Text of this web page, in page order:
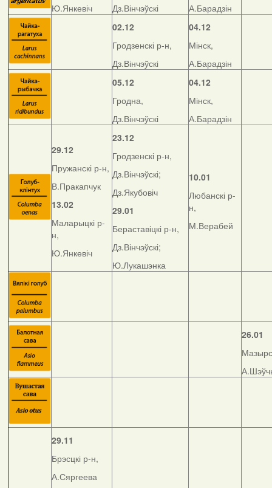
Ю.Янкевіч Дз.Вінчэўскі
А.Барадзін
02.12
Гродзенскі р-н,
Дз.Вінчэўскі
04.12
Мінск,
А.Барадзін
05.12
Гродна,
Дз.Вінчэўскі
04.12
Мінск,
А.Барадзін
29.12
Пружанскі р-н,
В.Пракапчук
13.02
Маларыцкі р-
н,
Ю.Янкевіч
23.12
Гродзенскі р-н,
Дз.Вінчэўскі;
Дз.Якубовіч
29.01
Бераставіцкі р-н,
Дз.Вінчэўскі;
Ю.Лукашэнка
10.01
Любанскі р-
н,
М.Верабей
26.01
29.11
Брэсцкі р-н,
А.Сяргеева